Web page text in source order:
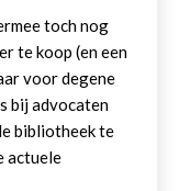
toch nog
te koop (en een
voor degene
bij advocaten
bibliotheek te
actuele